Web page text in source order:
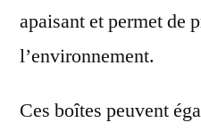
apaisant et permet de
l’environnement.
Ces boîtes peuvent